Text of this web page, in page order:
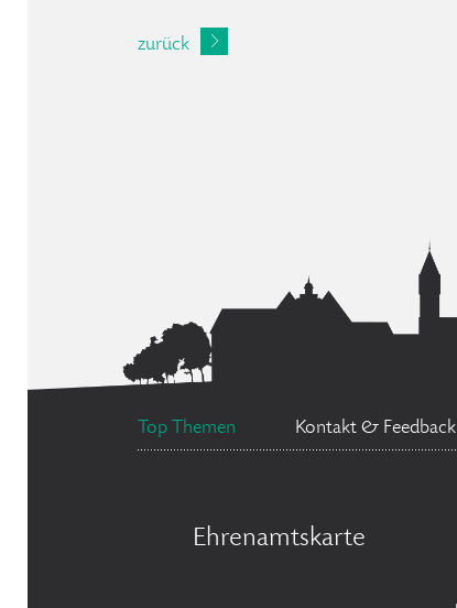
zurück
Top Themen Kontakt & Feedback
Ehrenamtskarte